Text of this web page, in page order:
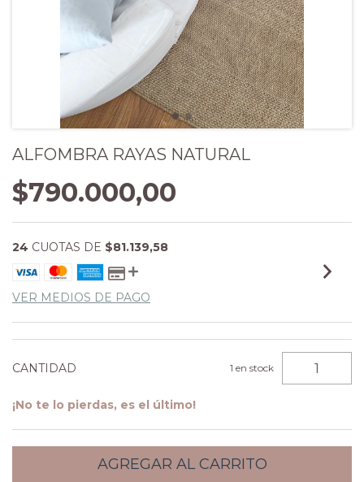
ALFOMBRA RAYAS NATURAL
$790.000,00
24 CUOTAS DE $81.139,58
VER MEDIOS DE PAGO
CANTIDAD 1 en stock
¡No te lo pierdas, es el último!